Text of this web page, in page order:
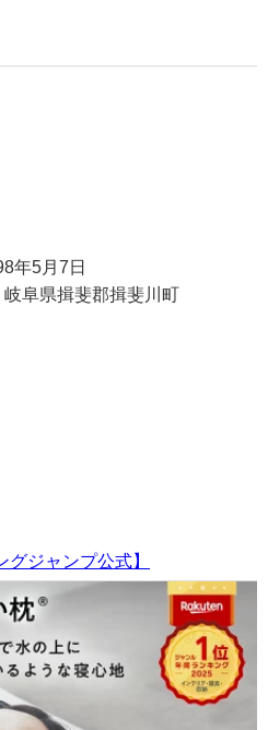
年5月7日
阜県揖斐郡揖斐川町
ジャンプ公式】